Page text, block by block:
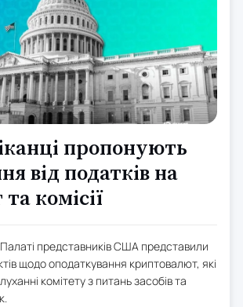
пропонують
від податків на
комісії
Палаті представників США представили
щодо оподаткування криптовалют, які
комітету з питань засобів та